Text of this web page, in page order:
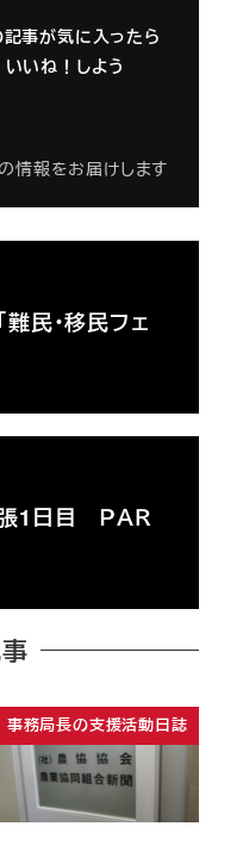
記事が気に入ったら
いいね！しよう
情報をお届けします
難民・移民フェ
1日目 ＰＡＲ
事務局長の支援活動日誌